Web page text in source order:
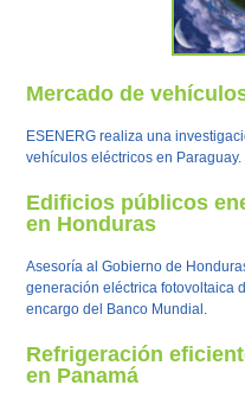
Mercado de
ESENERG realiza una
vehículos eléctricos en Paraguay.
Edificios públicos
en Honduras
Asesoría al Gobierno de
generación eléctrica fotovoltaica
encargo del Banco Mundial.
Refrigeración
en Panamá